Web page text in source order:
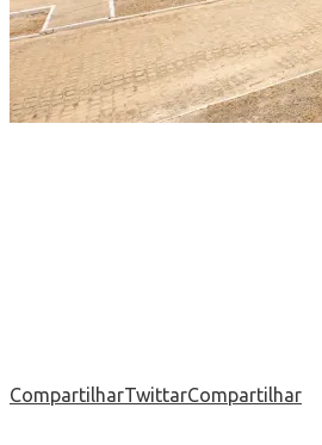
CompartilharTwittarCompartilhar